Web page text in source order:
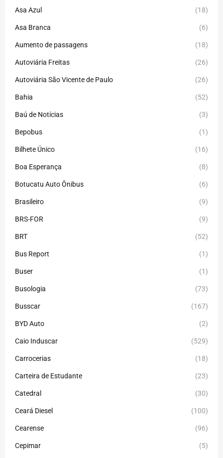
Asa Azul (18)
Asa Branca (6)
Aumento de passagens (18)
Autoviária Freitas (26)
Autoviária São Vicente de Paulo (26)
Bahia (52)
Baú de Notícias (3)
Bepobus (1)
Bilhete Único (16)
Boa Esperança (8)
Botucatu Auto Ônibus (6)
Brasileiro (9)
BRS-FOR (9)
BRT (52)
Bus Report (1)
Buser (1)
Busologia (73)
Busscar (167)
BYD Auto (2)
Caio Induscar (529)
Carrocerias (18)
Carteira de Estudante (23)
Catedral (30)
Ceará Diesel (100)
Cearense (96)
Cepimar (5)